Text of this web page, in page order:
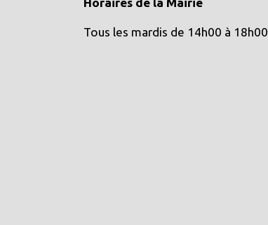
Tous les mardis de 14h00 à 18h00